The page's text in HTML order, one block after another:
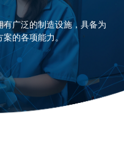
广泛的制造设施，具备为
案的各项能力。